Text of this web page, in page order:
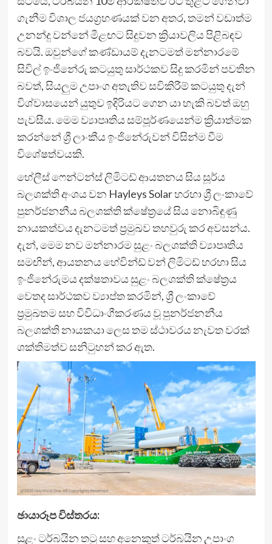
ගැනීම විශාල ජයග්‍රහණයක් වන අතර, තමන් වඩාත්ම
උනන්දු වන්නේ මීළඟට සිදුවන ක්‍රියාවලිය පිළිබඳව
බවයි. ඔවුන්ගේ කණ්ඩායම් දැනටමත් මන්නාරමේ
සිවිල් ඉංජිනේරු කටයුතු සාර්ථකව සිදු කරමින් පවතින
බවත්, සියලුම උපාංග අතැතිව සවිකිරීම් කටයුතු දැන්
විශ්වාසයෙන් යුතුව ඉදිරියට ගෙන යා හැකි බවත් ඔහු
පැවසීය. මෙම ව්‍යාපෘතිය සම්පූර්ණයෙන්ම ක්‍රියාත්මක
කරන්නේ ශ්‍රී ලාංකීය ඉංජිනේරුවන් විසින්ම වීම
විශේෂත්වයකි.
හේලීස් ෆෙන්ටන්ස් ලිමිටඩ් ආයතනය සිය සූර්ය
බලශක්ති අංශය වන Hayleys Solar හරහා ශ්‍රී ලංකාවේ
පුනර්ජනනීය බලශක්ති ක්ෂේත්‍රයේ සිය නොබිඳුණු
නායකත්වය දැනටමත් ප්‍රමුඛව තහවුරු කර අවසන්ය.
දැන්, මෙම නව මන්නාරම සුළං බලශක්ති ව්‍යාපෘතිය
සමඟින්, ආයතනය හේවින්ඩ් වන් ලිමිටඩ් හරහා සිය
ඉංජිනේරුමය දක්ෂතාවය සුළං බලශක්ති ක්ෂේත්‍රය
වෙතද සාර්ථකව ව්‍යාප්ත කරමින්, ශ්‍රී ලංකාවේ
ප්‍රමුඛතම සහ විවිධාංගීකරණය වූ පුනර්ජනනීය
බලශක්ති නායකයා ලෙස තම ස්ථාවරය නැවත වරක්
ශක්තිමත්ව සනිටුහන් කර ඇත.
ඡායාරූප විස්තරය:
සුළං ටර්බයින තටු සහ අනෙකුත් ටර්බයින උපාංග